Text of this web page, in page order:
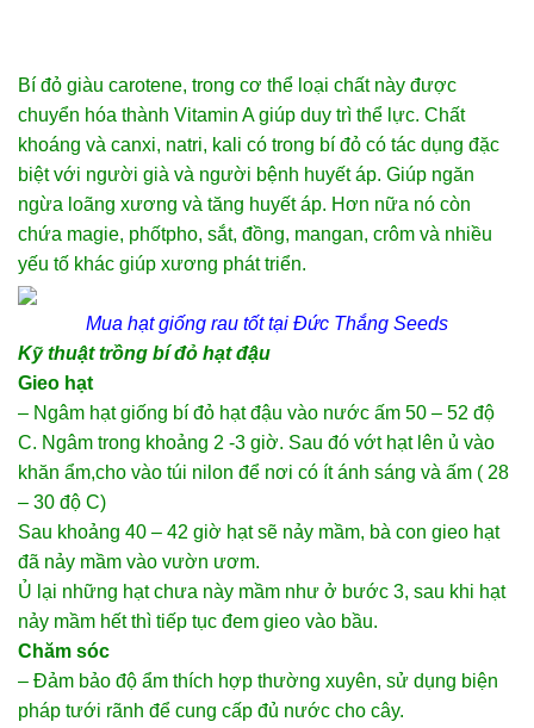
Bí đỏ giàu carotene, trong cơ thể loại chất này được
chuyển hóa thành Vitamin A giúp duy trì thể lực. Chất
khoáng và canxi, natri, kali có trong bí đỏ có tác dụng đặc
biệt với người già và người bệnh huyết áp. Giúp ngăn
ngừa loãng xương và tăng huyết áp. Hơn nữa nó còn
chứa magie, phốtpho, sắt, đồng, mangan, crôm và nhiều
yếu tố khác giúp xương phát triển.
Mua hạt giống rau tốttại Đức Thắng Seeds
Kỹ thuật trồng bí đỏ hạt đậu
Gieo hạt
– Ngâm hạt giống bí đỏ hạt đậu vào nước ấm 50 – 52 độ
C. Ngâm trong khoảng 2 -3 giờ. Sau đó vớt hạt lên ủ vào
khăn ẩm,cho vào túi nilon để nơi có ít ánh sáng và ấm ( 28
– 30 độ C)
Sau khoảng 40 – 42 giờ hạt sẽ nảy mầm, bà con gieo hạt
đã nảy mầm vào vườn ươm.
Ủ lại những hạt chưa này mầm như ở bước 3, sau khi hạt
nảy mầm hết thì tiếp tục đem gieo vào bầu.
Chăm sóc
– Đảm bảo độ ẩm thích hợp thường xuyên, sử dụng biện
pháp tưới rãnh để cung cấp đủ nước cho cây.